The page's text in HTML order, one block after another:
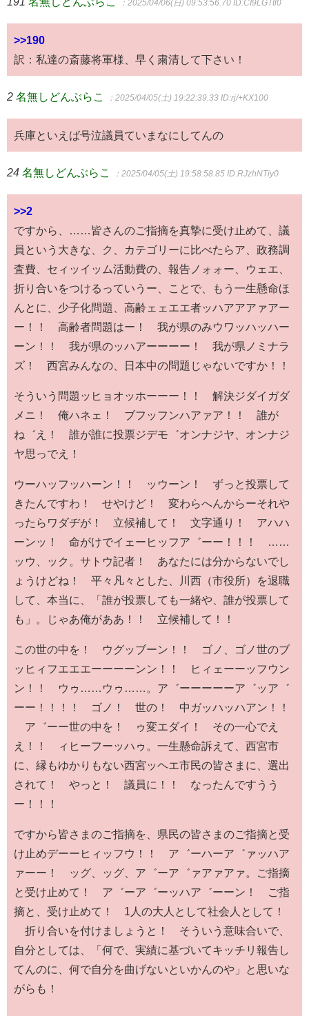
：2025/04/06(日) 09:53:56.70 ID:CI9LGTtl0
>>190
訳：私達の斎藤将軍様、早く粛清して下さい！
2 名無しどんぶらこ ：2025/04/05(土) 19:22:39.33 ID:rj/+KX100
兵庫といえば号泣議員ていまなにしてんの
24 名無しどんぶらこ ：2025/04/05(土) 19:58:58.85 ID:RJzhNTiy0
>>2
ですから、……皆さんのご指摘を真摯に受け止めて、議
員という大きな、ク、カテゴリーに比べたらア、政務調
査費、セィッイッム活動費の、報告ノォォー、ウェエ、
折り合いをつけるっていうー、ことで、もう一生懸命ほ
んとに、少子化問題、高齢ェェエエ者ッハアアアァアー
ー！！ 高齢者問題はー！ 我が県のみウワッハッハー
ーン！！ 我が県のッハアーーーー！ 我が県ノミナラ
ズ！ 西宮みんなの、日本中の問題じゃないですか！！
そういう問題ッヒョオッホーーー！！ 解決ジダイガダ
メニ！ 俺ハネェ！ ブフッフンハアァア！！ 誰が
ね゛え！ 誰が誰に投票ジデモ゛オンナジヤ、オンナジ
ヤ思っでえ！
ウーハッフッハーン！！ ッウーン！ ずっと投票して
きたんですわ！ せやけど！ 変わらへんからーそれや
ったらワダヂが！ 立候補して！ 文字通り！ アハハ
ーンッ！ 命がけでイェーヒッフア゛ーー！！！ ……
ッウ、ック。サトウ記者！ あなたには分からないでし
ょうけどね！ 平々凡々とした、川西（市役所）を退職
して、本当に、「誰が投票しても一緒や、誰が投票して
も」。じゃあ俺がああ！！ 立候補して！！
この世の中を！ ウグッブーン！！ ゴノ、ゴノ世のブ
ッヒィフエエエーーーーンン！！ ヒィェーーッフウン
ン！！ ウゥ……ウゥ……。ア゛ーーーーーア゛ッア゛
ーー！！！！ ゴノ！ 世の！ 中ガッハッハアン！！
ア゛ーー世の中を！ ゥ変エダイ！ その一心でえ
え！！ ィヒーフーッハゥ。一生懸命訴えて、西宮市
に、縁もゆかりもない西宮ッヘエ市民の皆さまに、選出
されて！ やっと！ 議員に！！ なったんですうう
ー！！！
ですから皆さまのご指摘を、県民の皆さまのご指摘と受
け止めデーーヒィッフウ！！ ア゛ーハーア゛ァッハア
ァーー！ ッグ、ッグ、ア゛ーア゛ァアァアァ。ご指摘
と受け止めて！ ア゛ーア゛ーッハア゛ーーン！ ご指
摘と、受け止めて！ 1人の大人として社会人として！
折り合いを付けましょうと！ そういう意味合いで、
自分としては、「何で、実績に基づいてキッチリ報告し
てんのに、何で自分を曲げないといかんのや」と思いな
がらも！